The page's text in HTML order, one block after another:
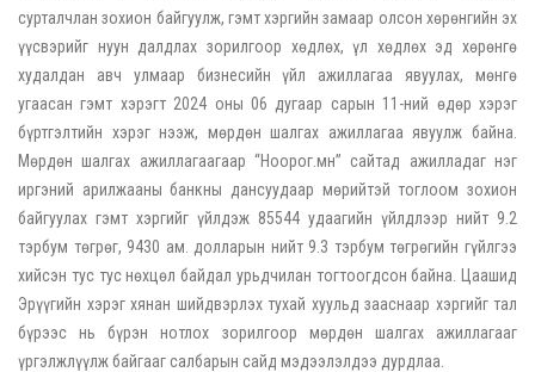
сурталчлан зохион байгуулж, гэмт хэргийн замаар олсон хөрөнгийн эх
үүсвэрийг нуун далдлах зорилгоор хөдлөх, үл хөдлөх эд хөрөнгө
худалдан авч улмаар бизнесийн үйл ажиллагаа явуулах, мөнгө
угаасан гэмт хэрэгт 2024 оны 06 дугаар сарын 11-ний өдөр хэрэг
бүртгэлтийн хэрэг нээж, мөрдөн шалгах ажиллагаа явуулж байна.
Мөрдөн шалгах ажиллагаагаар “Ноорог.мн” сайтад ажилладаг нэг
иргэний арилжааны банкны дансуудаар мөрийтэй тоглоом зохион
байгуулах гэмт хэргийг үйлдэж 85544 удаагийн үйлдлээр нийт 9.2
тэрбум төгрөг, 9430 ам. долларын нийт 9.3 тэрбум төгрөгийн гүйлгээ
хийсэн тус тус нөхцөл байдал урьдчилан тогтоогдсон байна. Цаашид
Эрүүгийн хэрэг хянан шийдвэрлэх тухай хуульд зааснаар хэргийг тал
бүрээс нь бүрэн нотлох зорилгоор мөрдөн шалгах ажиллагааг
үргэлжлүүлж байгааг салбарын сайд мэдээлэлдээ дурдлаа.